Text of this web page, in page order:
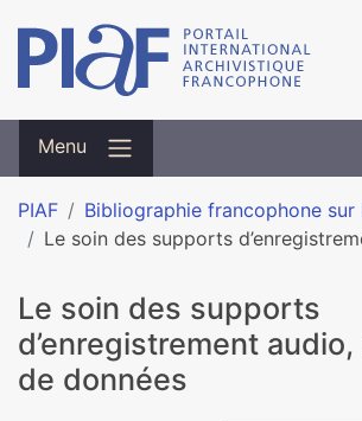
Menu
PIAF
Bibliographie francophone sur
Le soin des supports
Le soin des supports
d’enregistrement
de données